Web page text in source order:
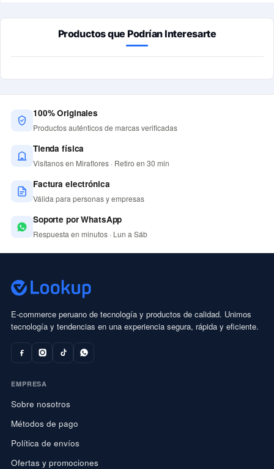
Productos que Podrían Interesarte
100% Originales
Productos auténticos de marcas verificadas
Tienda física
Visítanos en Miraflores · Retiro en 30 min
Factura electrónica
Válida para personas y empresas
Soporte por WhatsApp
Respuesta en minutos · Lun a Sáb
E-commerce peruano de tecnología y productos de calidad. Unimos
tecnología y tendencias en una experiencia segura, rápida y eficiente.
EMPRESA
Sobre nosotros
Métodos de pago
Política de envíos
Ofertas y promociones